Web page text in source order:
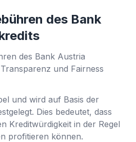
des Bank
des Bank Austria
und Fairness
und wird auf Basis der
Dies bedeutet, dass
Kreditwürdigkeit in der Regel
profitieren können.